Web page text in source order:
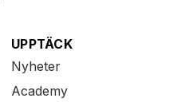
UPPTÄCK
Nyheter
Academy